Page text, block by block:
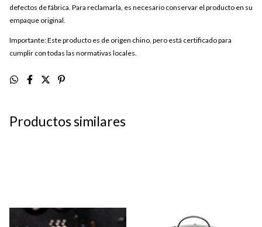
defectos de fábrica. Para reclamarla, es necesario conservar el producto en su
empaque original.
Importante: Este producto es de origen chino, pero está certificado para
cumplir con todas las normativas locales.
Productos similares